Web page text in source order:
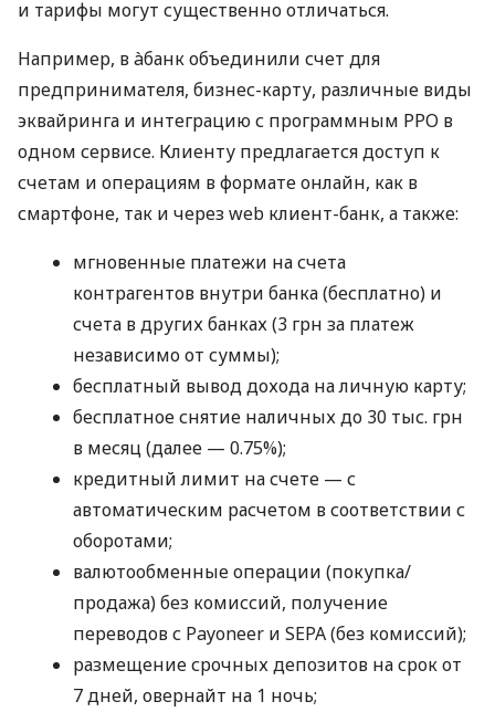
и тарифы могут существенно отличаться.
Например, в àбанк объединили счет для
предпринимателя, бизнес-карту, различные виды
эквайринга и интеграцию с программным РРО в
одном сервисе. Клиенту предлагается доступ к
счетам и операциям в формате онлайн, как в
смартфоне, так и через web клиент-банк, а также:
мгновенные платежи на счета
контрагентов внутри банка (бесплатно) и
счета в других банках (3 грн за платеж
независимо от суммы);
бесплатный вывод дохода на личную карту;
бесплатное снятие наличных до 30 тыс. грн
в месяц (далее — 0.75%);
кредитный лимит на счете — с
автоматическим расчетом в соответствии с
оборотами;
валютообменные операции (покупка/
продажа) без комиссий, получение
переводов с Payoneer и SEPA (без комиссий);
размещение срочных депозитов на срок от
7 дней, овернайт на 1 ночь;